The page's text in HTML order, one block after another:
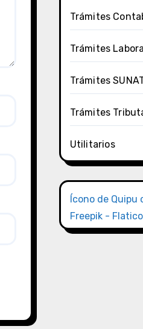
Trámites
Trámites
Trámites
Trámites
Utilitarios
Ícono de Quipu
Freepik -